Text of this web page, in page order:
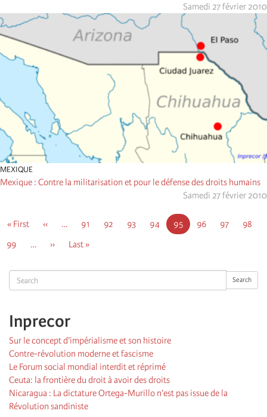
Search Search
Inprecor
Sur le concept d’impérialisme et son histoire
Contre-révolution moderne et fascisme
Le Forum social mondial interdit et réprimé
Ceuta: la frontière du droit à avoir des droits
Nicaragua : La dictature Ortega-Murillo n’est pas issue de la
Révolution sandiniste
Samedi 27 février 2010
MEXIQUE
Mexique : Contre la militarisation et pour le défense des droits humains
Samedi 27 février 2010
First
« First
Page
‹‹ … Page
91 Page
92 Page
93 Page
94
Page
courante
95 Page
96 Page
97 Page
98
Page
99 …
Page
››
Dernière
Last »